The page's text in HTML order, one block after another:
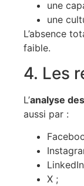
une
une
L’absence
faible.
4. Les
L’analyse
aussi par :
X ;